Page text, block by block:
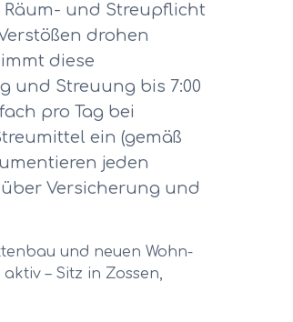
und Streupflicht
drohen
diese
und Streuung bis 7:00
pro Tag bei
ein (gemäß
jeden
Versicherung und
und neuen Wohn-
– Sitz in Zossen,